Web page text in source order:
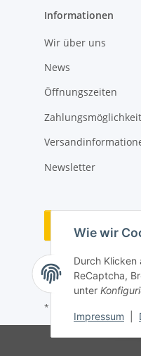
Wie wir
Durch Klicken
ReCaptcha,
unter
Impressum
Informationen
Wir über uns
News
Öffnungszeiten
Newsletter
Vertrag
* Alle Preise inkl.